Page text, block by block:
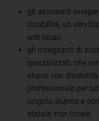
gli assistenti
disabilità, un
enti locali;
gli insegnanti di
specializzati, che
alunni con
professionale per
singolo alunno e
statale, non locale.